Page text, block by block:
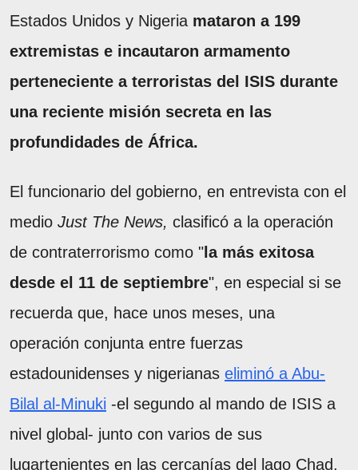
Estados Unidos y Nigeria mataron a 199
extremistas e incautaron armamento
perteneciente a terroristas del ISIS durante
una reciente misión secreta en las
profundidades de África.
El funcionario del gobierno, en entrevista con el
medio Just The News, clasificó a la operación
de contraterrorismo como " la más exitosa
desde el 11 de septiembre", en especial si se
recuerda que, hace unos meses, una
operación conjunta entre fuerzas
estadounidenses y nigerianas eliminó a Abu-
Bilal al-Minuki -el segundo al mando de ISIS a
nivel global- junto con varios de sus
lugartenientes en las cercanías del lago Chad.